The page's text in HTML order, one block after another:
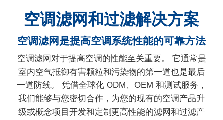
空调滤网和过滤解决方案
空调滤网是提高空调系统性能的可靠方法
空调滤网对于提高空调的性能至关重要。 它通常是
室内空气抵御有害颗粒和污染物的第一道也是最后
一道防线。 凭借全球化 ODM、OEM 和测试服务，
我们能够与您密切合作，为您的现有的空调产品升
级或概念项目开发和定制更高性能的滤网和过滤产